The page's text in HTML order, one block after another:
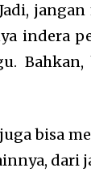
indera
bisa
dari